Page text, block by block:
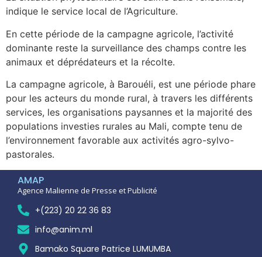
indique le service local de l’Agriculture.
En cette période de la campagne agricole, l’activité
dominante reste la surveillance des champs contre les
animaux et déprédateurs et la récolte.
La campagne agricole, à Barouéli, est une période phare
pour les acteurs du monde rural, à travers les différents
services, les organisations paysannes et la majorité des
populations investies rurales au Mali, compte tenu de
l’environnement favorable aux activités agro-sylvo-
pastorales.
AMAP
Agence Malienne de Presse et Publicité
+(223) 20 22 36 83
info@anim.ml
Bamako Square Patrice LUMUMBA